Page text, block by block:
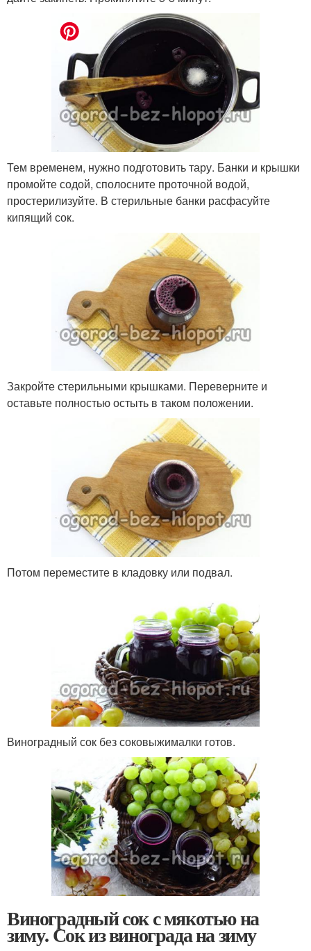
Тем временем, нужно подготовить тару. Банки и крышки
промойте содой, сполосните проточной водой,
простерилизуйте. В стерильные банки расфасуйте
кипящий сок.
Закройте стерильными крышками. Переверните и
оставьте полностью остыть в таком положении.
Потом переместите в кладовку или подвал.
Виноградный сок без соковыжималки готов.
Виноградный сок с мякотью на
зиму. Сок из винограда на зиму